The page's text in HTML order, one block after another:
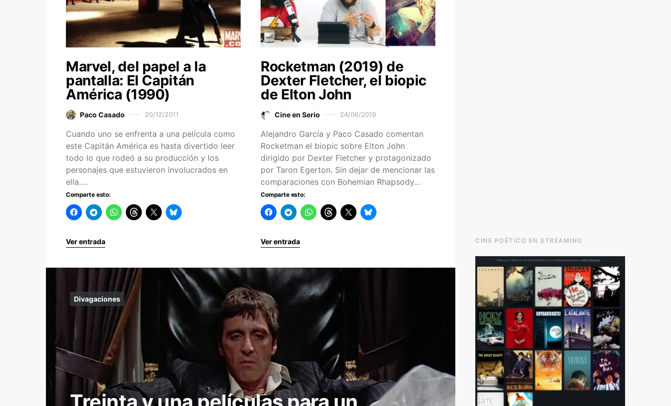
Marvel, del papel a la
pantalla: El Capitán
América (1990)
Paco Casado 20/12/2011
Cuando uno se enfrenta a una película como
este Capitán América es hasta divertido leer
todo lo que rodeó a su producción y los
personajes que estuvieron involucrados en
ella.…
Comparte esto:
Ver entrada
Rocketman (2019) de
Dexter Fletcher, el biopic
de Elton John
Cine en Serio 24/06/2019
Alejandro García y Paco Casado comentan
Rocketman el biopic sobre Elton John
dirigido por Dexter Fletcher y protagonizado
por Taron Egerton. Sin dejar de mencionar las
comparaciones con Bohemian Rhapsody…
Comparte esto:
Ver entrada
Divagaciones
CINE POÉTICO EN STREAMING